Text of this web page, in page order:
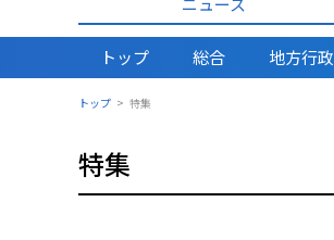
トップ 総合 地方行政
トップ 特集
特集